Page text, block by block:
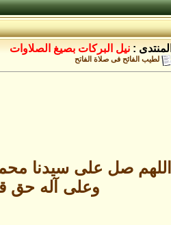
المنتدى : نيل البركات بصيغ الصلاوات
لطيب الفائح فى صلاة الفاتح
اللهم صل على سيدنا
وعلى آله حق